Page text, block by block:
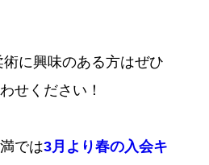
に興味のある方はぜひ
せください！
では3月より春の入会キ